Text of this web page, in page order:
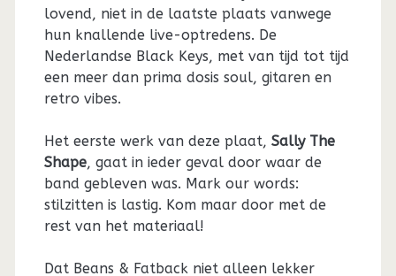
lovend, niet in de laatste plaats vanwege
hun knallende live-optredens. De
Nederlandse Black Keys, met van tijd tot tijd
een meer dan prima dosis soul, gitaren en
retro vibes.
Het eerste werk van deze plaat, Sally The
Shape, gaat in ieder geval door waar de
band gebleven was. Mark our words:
stilzitten is lastig. Kom maar door met de
rest van het materiaal!
Dat Beans & Fatback niet alleen lekker